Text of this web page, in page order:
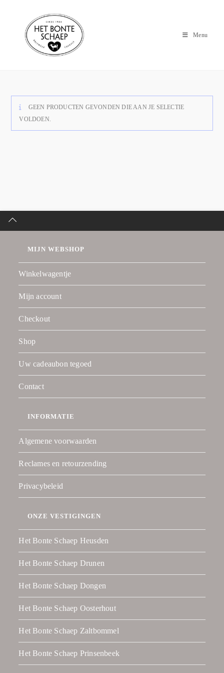
Menu
GEEN PRODUCTEN GEVONDEN DIE AAN JE SELECTIE
VOLDOEN.
MIJN WEBSHOP
Winkelwagentje
Mijn account
Checkout
Shop
Uw cadeaubon tegoed
Contact
INFORMATIE
Algemene voorwaarden
Reclames en retourzending
Privacybeleid
ONZE VESTIGINGEN
Het Bonte Schaep Heusden
Het Bonte Schaep Drunen
Het Bonte Schaep Dongen
Het Bonte Schaep Oosterhout
Het Bonte Schaep Zaltbommel
Het Bonte Schaep Prinsenbeek